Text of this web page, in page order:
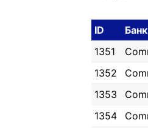
ID Банк
1351
1352
1353
1354